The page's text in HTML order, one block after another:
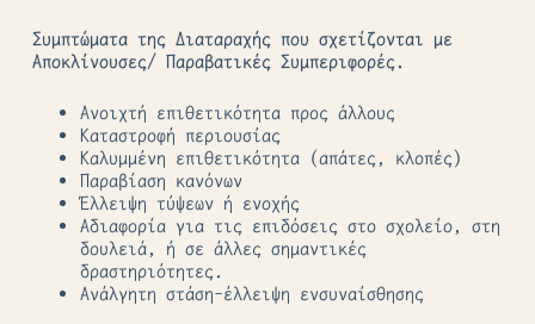
Συμπτώματα της Διαταραχής που σχετίζονται με
Αποκλίνουσες/ Παραβατικές Συμπεριφορές.
Ανοιχτή επιθετικότητα προς άλλους
Καταστροφή περιουσίας
Καλυμμένη επιθετικότητα (απάτες, κλοπές)
Παραβίαση κανόνων
Έλλειψη τύψεων ή ενοχής
Αδιαφορία για τις επιδόσεις στο σχολείο, στη
δουλειά, ή σε άλλες σημαντικές
δραστηριότητες.
Ανάλγητη στάση-έλλειψη ενσυναίσθησης